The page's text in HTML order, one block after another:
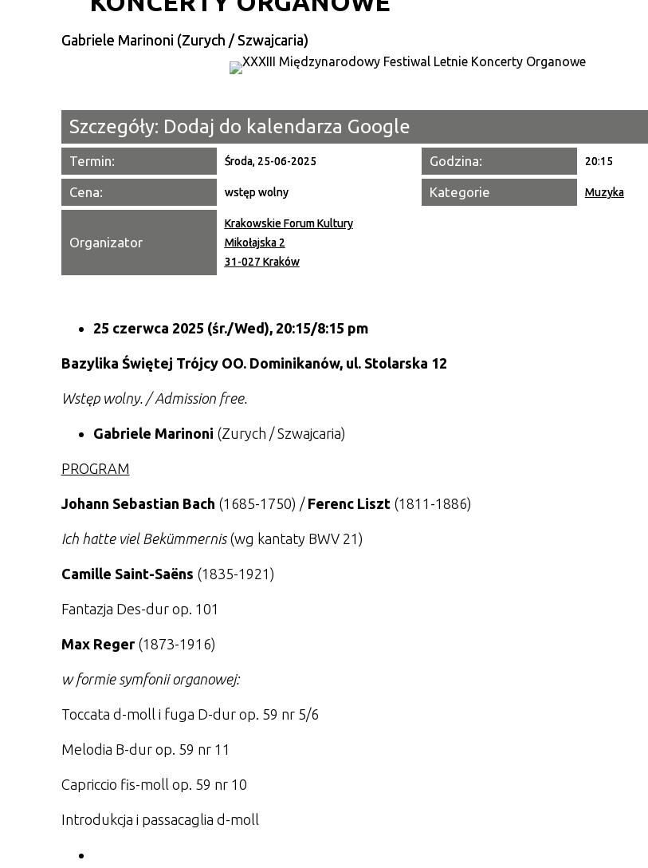
Gabriele Marinoni (Zurych / Szwajcaria)
Szczegóły: Dodaj do kalendarza Google
Termin: Środa, 25-06-2025 Godzina: 20:15
Cena: wstęp wolny Kategorie Muzyka
Organizator
Krakowskie Forum Kultury
Mikołajska 2
31-027 Kraków
25 czerwca 2025 (śr./Wed), 20:15/8:15 pm
Bazylika Świętej Trójcy OO. Dominikanów, ul. Stolarska 12
Wstęp wolny. / Admission free.
Gabriele Marinoni (Zurych / Szwajcaria)
PROGRAM
Johann Sebastian Bach (1685-1750) / Ferenc Liszt (1811-1886)
Ich hatte viel Bekümmernis(wg kantaty BWV 21)
Camille Saint-Saëns (1835-1921)
Fantazja Des-dur op. 101
Max Reger (1873-1916)
w formie symfonii organowej:
Toccata d-moll i fuga D-dur op. 59 nr 5/6
Melodia B-dur op. 59 nr 11
Capriccio fis-moll op. 59 nr 10
Introdukcja i passacaglia d-moll